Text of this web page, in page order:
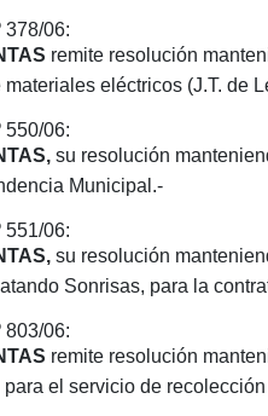
378/06:
remite resolución
eléctricos (J.T. de
550/06:
su resolución
Municipal.-
551/06:
su resolución
Sonrisas, para la
803/06:
remite resolución
para el servicio de